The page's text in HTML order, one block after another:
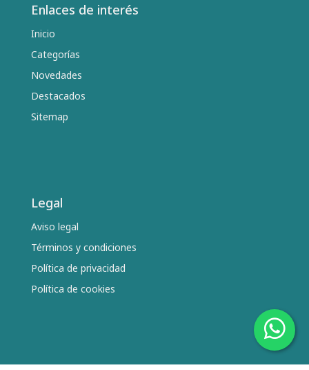
Enlaces de interés
Inicio
Categorías
Novedades
Destacados
Sitemap
Legal
Aviso legal
Términos y condiciones
Política de privacidad
Política de cookies